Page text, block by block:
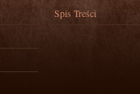
Spis Treści